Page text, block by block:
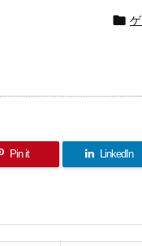

Pin it LinkedIn